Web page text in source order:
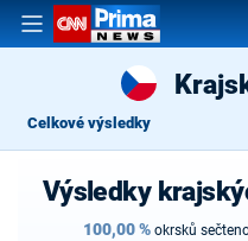
Celkové výsledky
Výsledky
100,00% okrsků